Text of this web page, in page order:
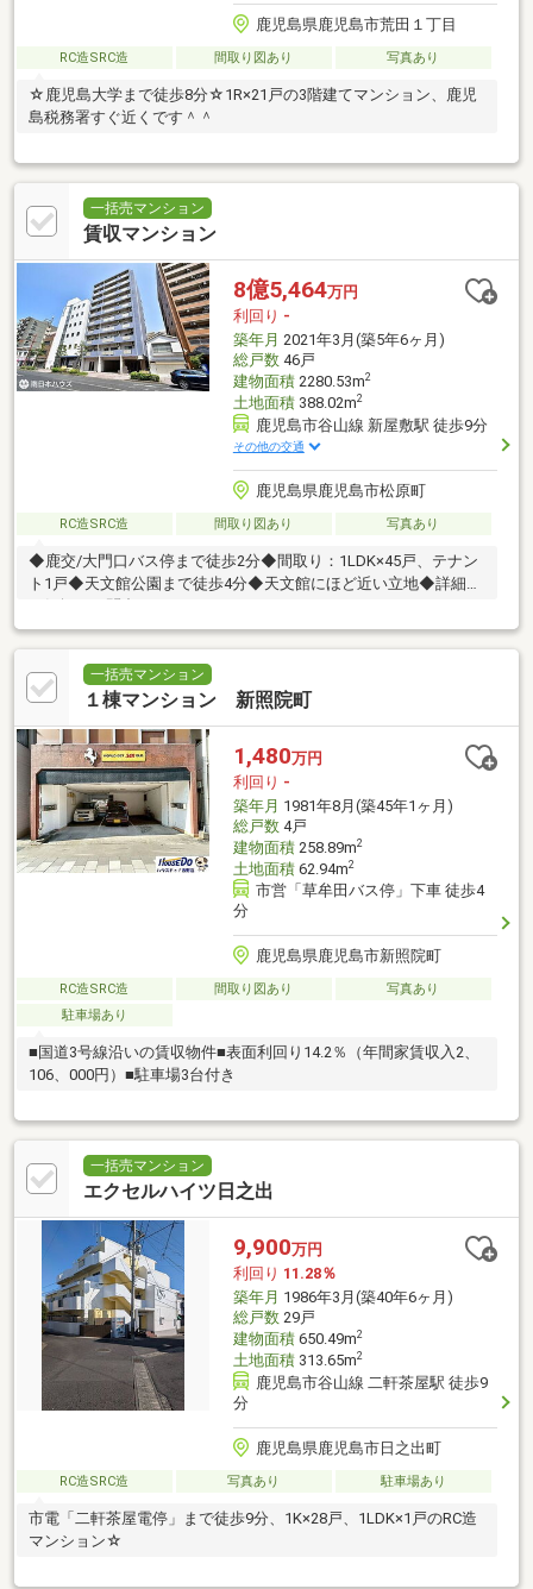
鹿児島県鹿児島市荒田１丁目
RC造SRC造 間取り図あり 写真あり
☆鹿児島大学まで徒歩8分☆1R×21戸の3階建てマンション、鹿児
島税務署すぐ近くです＾＾
一括売マンション
賃収マンション
8億5,464万円
利回り -
築年月 2021年3月(築5年6ヶ月)
総戸数46戸
建物面積2280.53m2
土地面積388.02m2
鹿児島市谷山線 新屋敷駅 徒歩9分
その他の交通
鹿児島県鹿児島市松原町
RC造SRC造 間取り図あり 写真あり
◆鹿交/大門口バス停まで徒歩2分◆間取り：1LDK×45戸、テナン
ト1戸◆天文館公園まで徒歩4分◆天文館にほど近い立地◆詳細は
お気軽にお問合せください
一括売マンション
１棟マンション 新照院町
1,480万円
利回り -
築年月 1981年8月(築45年1ヶ月)
総戸数4戸
建物面積258.89m2
土地面積62.94m2
市営「草牟田バス停」下車 徒歩4
分
鹿児島県鹿児島市新照院町
RC造SRC造 間取り図あり
写真あり
駐車場あり
■国道3号線沿いの賃収物件■表面利回り14.2％（年間家賃収入2、
106、000円）■駐車場3台付き
一括売マンション
エクセルハイツ日之出
9,900万円
利回り 11.28％
築年月 1986年3月(築40年6ヶ月)
総戸数29戸
建物面積650.49m2
土地面積313.65m2
鹿児島市谷山線 二軒茶屋駅 徒歩9
分
鹿児島県鹿児島市日之出町
RC造SRC造 写真あり 駐車場あり
市電「二軒茶屋電停」まで徒歩9分、1K×28戸、1LDK×1戸のRC造
マンション☆